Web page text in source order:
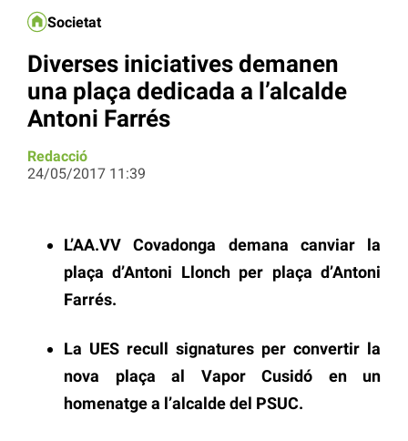
Societat
Diverses iniciatives demanen
una plaça dedicada a l’alcalde
Antoni Farrés
Redacció
24/05/2017 11:39
L’AA.VV Covadonga demana canviar la
plaça d’Antoni Llonch per plaça d’Antoni
Farrés.
La UES recull signatures per convertir la
nova plaça al Vapor Cusidó en un
homenatge a l’alcalde del PSUC.